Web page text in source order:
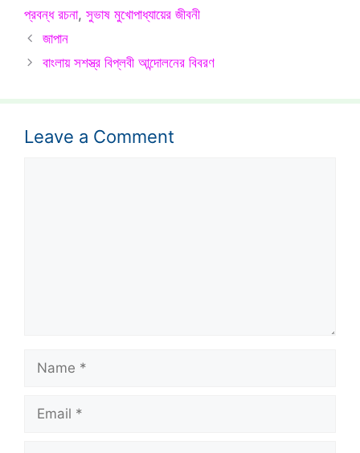
প্রবন্ধ রচনা, সুভাষ মুখোপাধ্যায়ের জীবনী
জাপান
বাংলায় সশস্ত্র বিপ্লবী আন্দোলনের বিবরণ
Leave a Comment